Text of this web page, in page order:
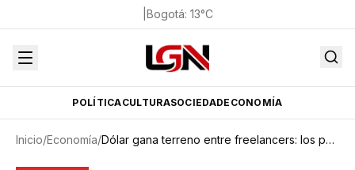
Bogotá: 13°C
POLÍTICACULTURASOCIEDADECONOMÍA
Inicio/Economía/ Dólar gana terreno entre freelancers: los pagos en esta moneda crecen del 20 al 34%